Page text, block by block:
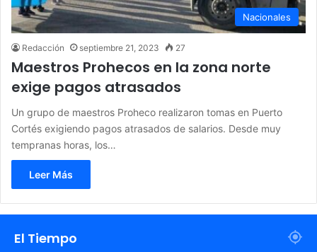
Nacionales
Redacción septiembre 21, 2023 27
Maestros Prohecos en la zona norte
exige pagos atrasados
Un grupo de maestros Proheco realizaron tomas en Puerto
Cortés exigiendo pagos atrasados de salarios. Desde muy
tempranas horas, los…
Leer Más
El Tiempo